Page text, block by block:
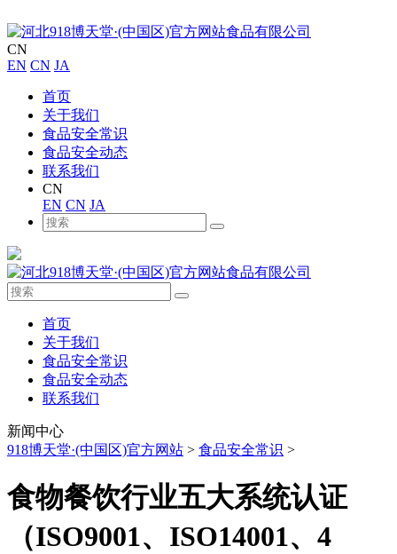
CN
EN CN JA
首页
关于我们
食品安全常识
食品安全动态
联系我们
CN
EN CN JA
首页
关于我们
食品安全常识
食品安全动态
联系我们
新闻中心
918博天堂·(中国区)官方网站 > 食品安全常识 >
食物餐饮行业五大系统认证
（ISO9001、ISO14001、4